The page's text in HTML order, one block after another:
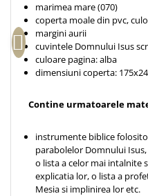
Teologie
A doua venire
Apologetica
Dogmatica
Misiune
Contemporaneitate
Devotional
Diverse
marimea mare (070)
coperta moale din pvc,
margini aurii
cuvintele Domnului Isus
culoare pagina: alba
dimensiuni coperta:
Contine urmatoarele
instrumente biblice
parabolelor Domnului
o lista a celor mai intalnite
explicatia lor, o lista a
Mesia si implinirea lor etc.